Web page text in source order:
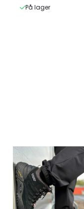
På lager